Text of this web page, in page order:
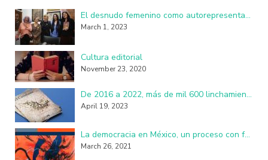
El desnudo femenino como autorepresentación resulta perturbador y subversivo
March 1, 2023
Cultura editorial
November 23, 2020
De 2016 a 2022, más de mil 600 linchamientos en México: investigadores de la UAM
April 19, 2023
La democracia en México, un proceso con fallas, imperfecciones y seudo practicantes
March 26, 2021